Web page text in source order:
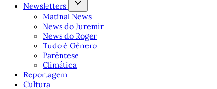
Newsletters
Matinal News
News do Juremir
News do Roger
Tudo é Gênero
Parêntese
Climática
Reportagem
Cultura